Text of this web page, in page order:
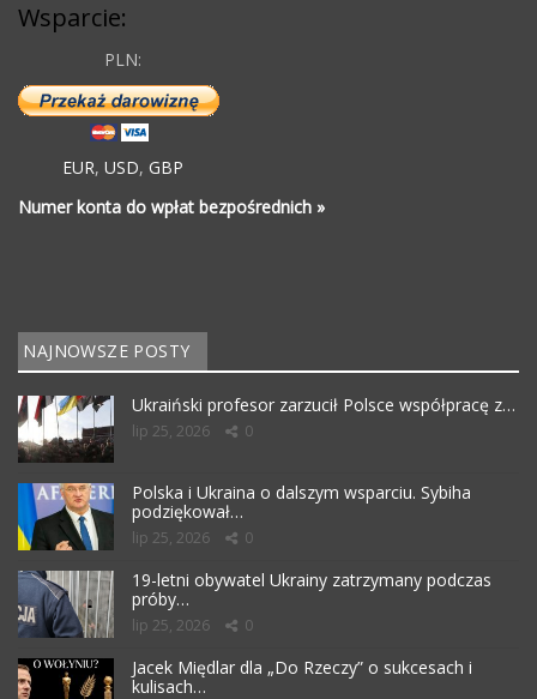
Wsparcie:
PLN:
EUR, USD, GBP
Numer konta do wpłat bezpośrednich »
NAJNOWSZE POSTY
Ukraiński profesor zarzucił Polsce współpracę z…
lip 25, 2026 0
Polska i Ukraina o dalszym wsparciu. Sybiha
podziękował…
lip 25, 2026 0
19-letni obywatel Ukrainy zatrzymany podczas
próby…
lip 25, 2026 0
Jacek Międlar dla „Do Rzeczy” o sukcesach i
kulisach…